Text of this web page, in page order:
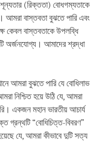
(রিক্ততা) বোধগম্যতাকে
বাস্তবতা বুঝতে পারি এবং
কেবল বাস্তবতাকে উপলব্ধি
অর্জনযোগ্য। আমাদের শ্রদ্ধা
আমরা বুঝতে পারি যে বোধিলাভ
নিশ্চিত হয়ে উঠি যে, আমরা
একজন মহান ভারতীয় আচার্য
গ্রন্থটি “বোধিচিত্ত-বিবরণ”
যে, আমরা কীভাবে দুটি সত্য